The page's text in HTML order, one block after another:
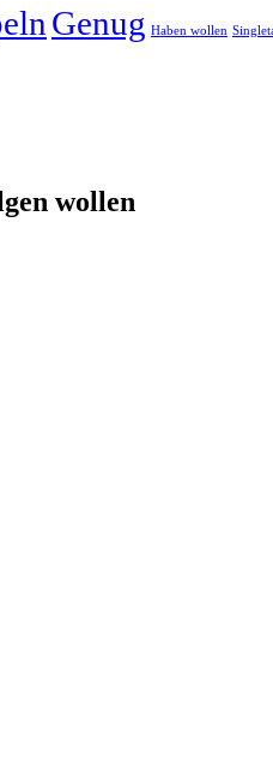
Genug Haben wollen
wollen